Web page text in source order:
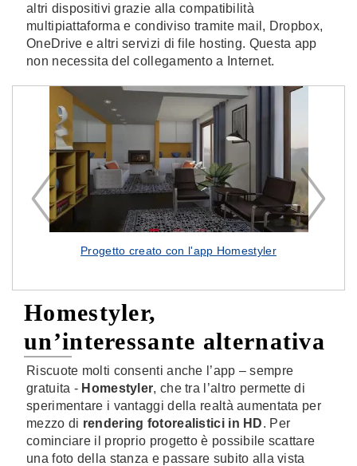
altri dispositivi grazie alla compatibilità
multipiattaforma e condiviso tramite mail, Dropbox,
OneDrive e altri servizi di file hosting. Questa app
non necessita del collegamento a Internet.
Progetto creato con l'app Homestyler
Homestyler,
un’interessante alternativa
Riscuote molti consenti anche l’app – sempre
gratuita - Homestyler, che tra l’altro permette di
sperimentare i vantaggi della realtà aumentata per
mezzo di rendering fotorealistici in HD. Per
cominciare il proprio progetto è possibile scattare
una foto della stanza e passare subito alla vista